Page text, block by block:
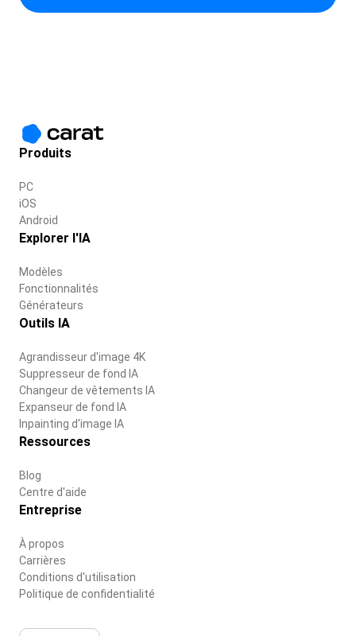
Produits
PC
iOS
Android
Explorer l'IA
Modèles
Fonctionnalités
Générateurs
Outils IA
Agrandisseur d'image 4K
Suppresseur de fond IA
Changeur de vêtements IA
Expanseur de fond IA
Inpainting d'image IA
Ressources
Blog
Centre d'aide
Entreprise
À propos
Carrières
Conditions d'utilisation
Politique de confidentialité